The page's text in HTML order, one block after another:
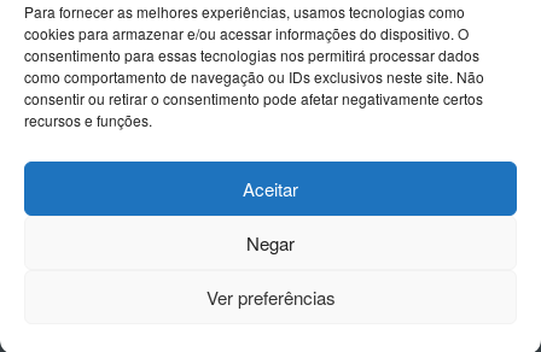
Para fornecer as melhores experiências, usamos tecnologias como
cookies para armazenar e/ou acessar informações do dispositivo. O
consentimento para essas tecnologias nos permitirá processar dados
como comportamento de navegação ou IDs exclusivos neste site. Não
consentir ou retirar o consentimento pode afetar negativamente certos
recursos e funções.
Aceitar
Negar
Ver preferências
PRISMÉDICA - Reciclagem e Informação Médica Lda
Avenida Miguel Bombarda 61-R/C Esq
1050-161 Lisboa
Tlm 918 494 468
Informações sobre congressos: